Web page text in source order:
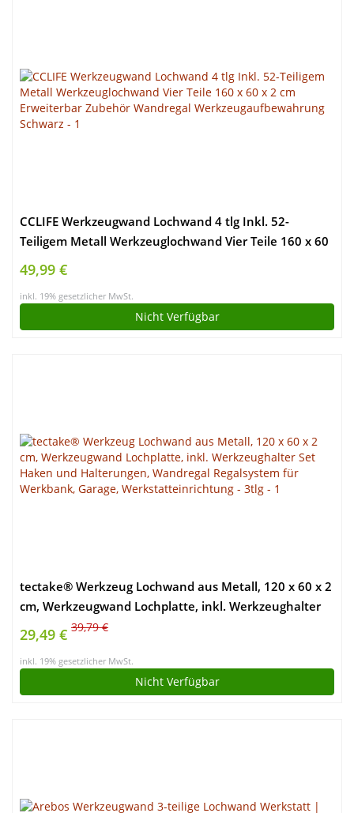
CCLIFE Werkzeugwand Lochwand 4 tlg Inkl. 52-
Teiligem Metall Werkzeuglochwand Vier Teile 160 x 60
x 2 cm Erweiterbar Zubehör Wandregal
Werkzeugaufbewahrung Schwarz
49,99 €
inkl. 19% gesetzlicher MwSt.
Nicht Verfügbar
tectake® Werkzeug Lochwand aus Metall, 120 x 60 x 2
cm, Werkzeugwand Lochplatte, inkl. Werkzeughalter
Set Haken und Halterungen, Wandregal Regalsystem
für Werkbank, Garage, Werkstatteinrichtung – 3tlg
29,49 € 39,79 €
inkl. 19% gesetzlicher MwSt.
Nicht Verfügbar